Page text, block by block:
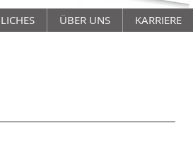
ÜBER UNS KARRIERE